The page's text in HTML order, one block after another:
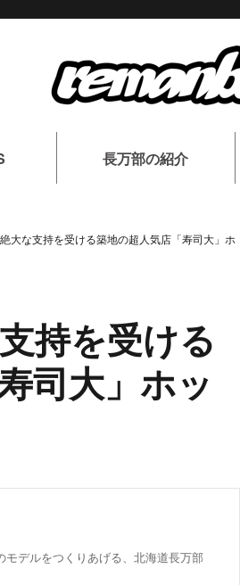
長万部の紹介
大な支持を受ける築地の超人気店「寿司大」ホ
持を受ける
司大」ホッ
デルをつくりあげる、北海道長万部